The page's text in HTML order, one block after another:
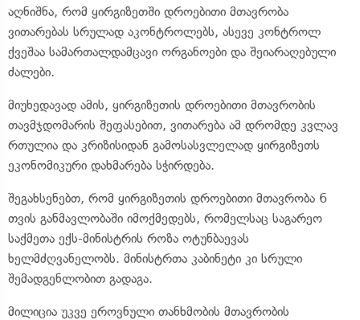
აღნიშნა, რომ ყირგიზეთში დროებითი მთავრობა
ვითარებას სრულად აკონტროლებს, ასევე კონტროლ
ქვეშაა სამართალდამცავი ორგანოები და შეიარაღებული
ძალები.
მიუხედავად ამის, ყირგიზეთის დროებითი მთავრობის
თავმჯდომარის შეფასებით, ვითარება ამ დრომდე კვლავ
რთულია და კრიზისიდან გამოსასვლელად ყირგიზეთს
ეკონომიკური დახმარება სჭირდება.
შეგახსენებთ, რომ ყირგიზეთის დროებითი მთავრობა 6
თვის განმავლობაში იმოქმედებს, რომელსაც საგარეო
საქმეთა ექს-მინისტრის როზა ოტუნბაევას
ხელმძღვანელობს. მინისტრთა კაბინეტი კი სრული
შემადგენლობით გადაგა.
მილიცია უკვე ეროვნული თანხმობის მთავრობის